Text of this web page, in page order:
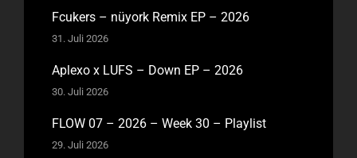
Fcukers – nüyork Remix EP – 2026
31. Juli 2026
Aplexo x LUFS – Down EP – 2026
30. Juli 2026
FLOW 07 – 2026 – Week 30 – Playlist
29. Juli 2026